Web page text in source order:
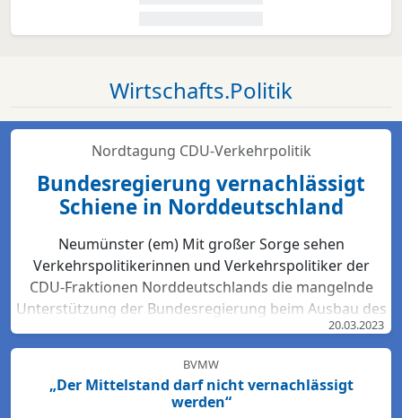
Wirtschafts.Politik
Nordtagung CDU-Verkehrpolitik
Bundesregierung vernachlässigt
Schiene in Norddeutschland
Neumünster (em) Mit großer Sorge sehen
Verkehrspolitikerinnen und Verkehrspolitiker der
CDU-Fraktionen Norddeutschlands die mangelnde
Unterstützung der Bundesregierung beim Ausbau des
Bahn-Netzes. Hartmut Bodeit, mobilitätspolitischer
Sprecher der bremischen CDUBürgerschaftsfraktion,
betont: „Die neuesten Bewertungen der DB Netz AG
lassen keinen Zweifel: Das Schienennetz ist in der
20.03.2023
BVMW
„Der Mittelstand darf nicht vernachlässigt
werden“